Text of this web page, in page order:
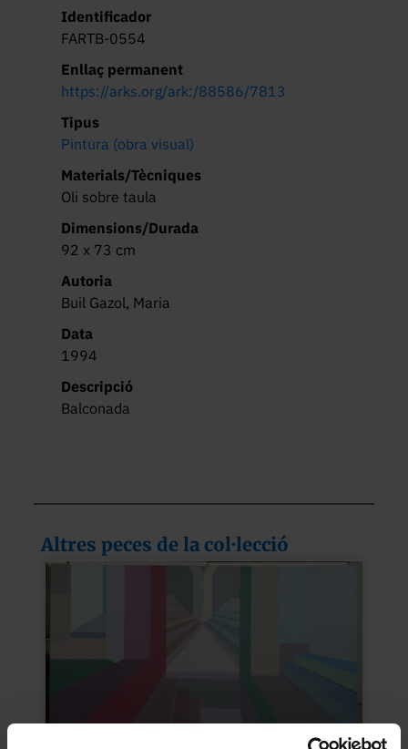
Identificador
FARTB-0554
Enllaç permanent
https://arks.org/ark:/88586/7813
Tipus
Pintura (obra visual)
Materials/Tècniques
Oli sobre taula
Dimensions/Durada
92 x 73 cm
Autoria
Buil Gazol, Maria
Data
1994
Descripció
Balconada
Altres peces de la col·lecció